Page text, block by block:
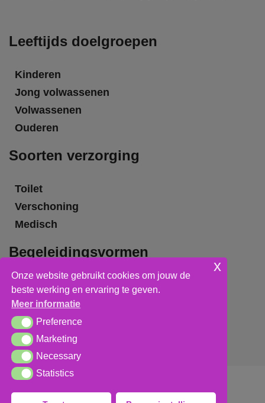
Leeftijds doelgroepen
Kinderen
Jong volwassenen
Volwassenen
Ouderen
Soorten verzorging
Toilet
Verschoning
Medisch
Begeleidingsvormen
Grote groepsbegeleiding
Kleine groepsbegeleiding
Individuele begeleiding
cookieverklaring
Onze website gebruikt cookies om jouw de
beste werking en ervaring te geven.
Meer informatie
PreferencePreference
MarketingMarketing
NecessaryNecessary
StatisticsStatistics
x